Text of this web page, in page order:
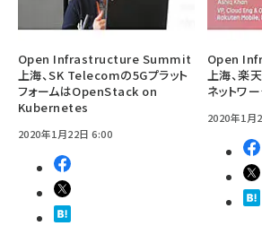
Open Infrastructure Summit
上海、SK Telecomの5Gプラット
フォームはOpenStack on
Kubernetes
2020年1月22日 6:00
Open
上海、楽
ネットワ
2020年1月